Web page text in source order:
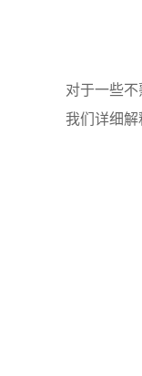
对于一些
我们详细解